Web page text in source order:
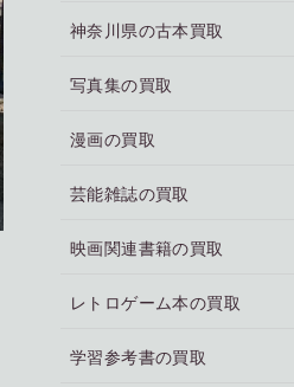
神奈川県の古本買取
写真集の買取
漫画の買取
芸能雑誌の買取
映画関連書籍の買取
レトロゲーム本の買取
学習参考書の買取